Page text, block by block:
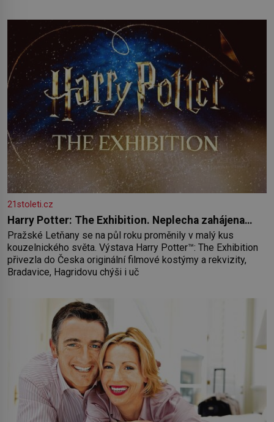
paměť rozhodla stávkovat. Cvičte
21stoleti.cz
Harry Potter: The Exhibition. Neplecha zahájena…
Pražské Letňany se na půl roku proměnily v malý kus
kouzelnického světa. Výstava Harry Potter™: The Exhibition
přivezla do Česka originální filmové kostýmy a rekvizity,
Bradavice, Hagridovu chýši i uč